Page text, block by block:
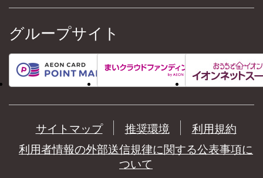
グループサイト
サイトマップ 推奨環境
利用規約
利用者情報の外部送信規律に関する公表事項に
ついて